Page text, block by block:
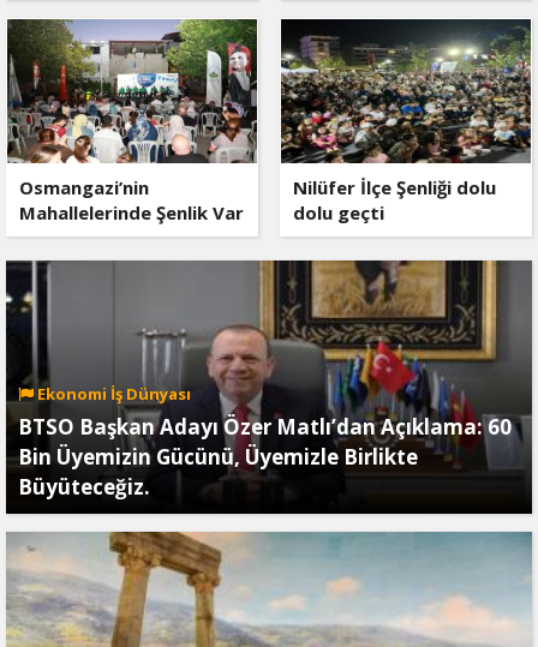
Osmangazi’nin
Mahallelerinde Şenlik Var
Nilüfer İlçe Şenliği dolu
dolu geçti
Ekonomi İş Dünyası
BTSO Başkan Adayı Özer Matlı’dan Açıklama: 60
Bin Üyemizin Gücünü, Üyemizle Birlikte
Büyüteceğiz.